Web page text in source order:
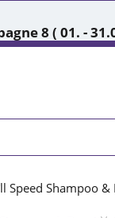
8 ( 01. -
Speed Shampoo &